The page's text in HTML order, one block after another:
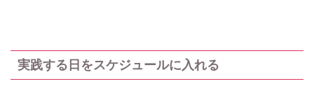
実践する日をスケジュールに入れる